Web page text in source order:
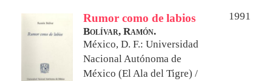
Rumor como de labios
1991
Bolívar, Ramón.
México, D. F.: Universidad
Nacional Autónoma de
México (El Ala del Tigre) /